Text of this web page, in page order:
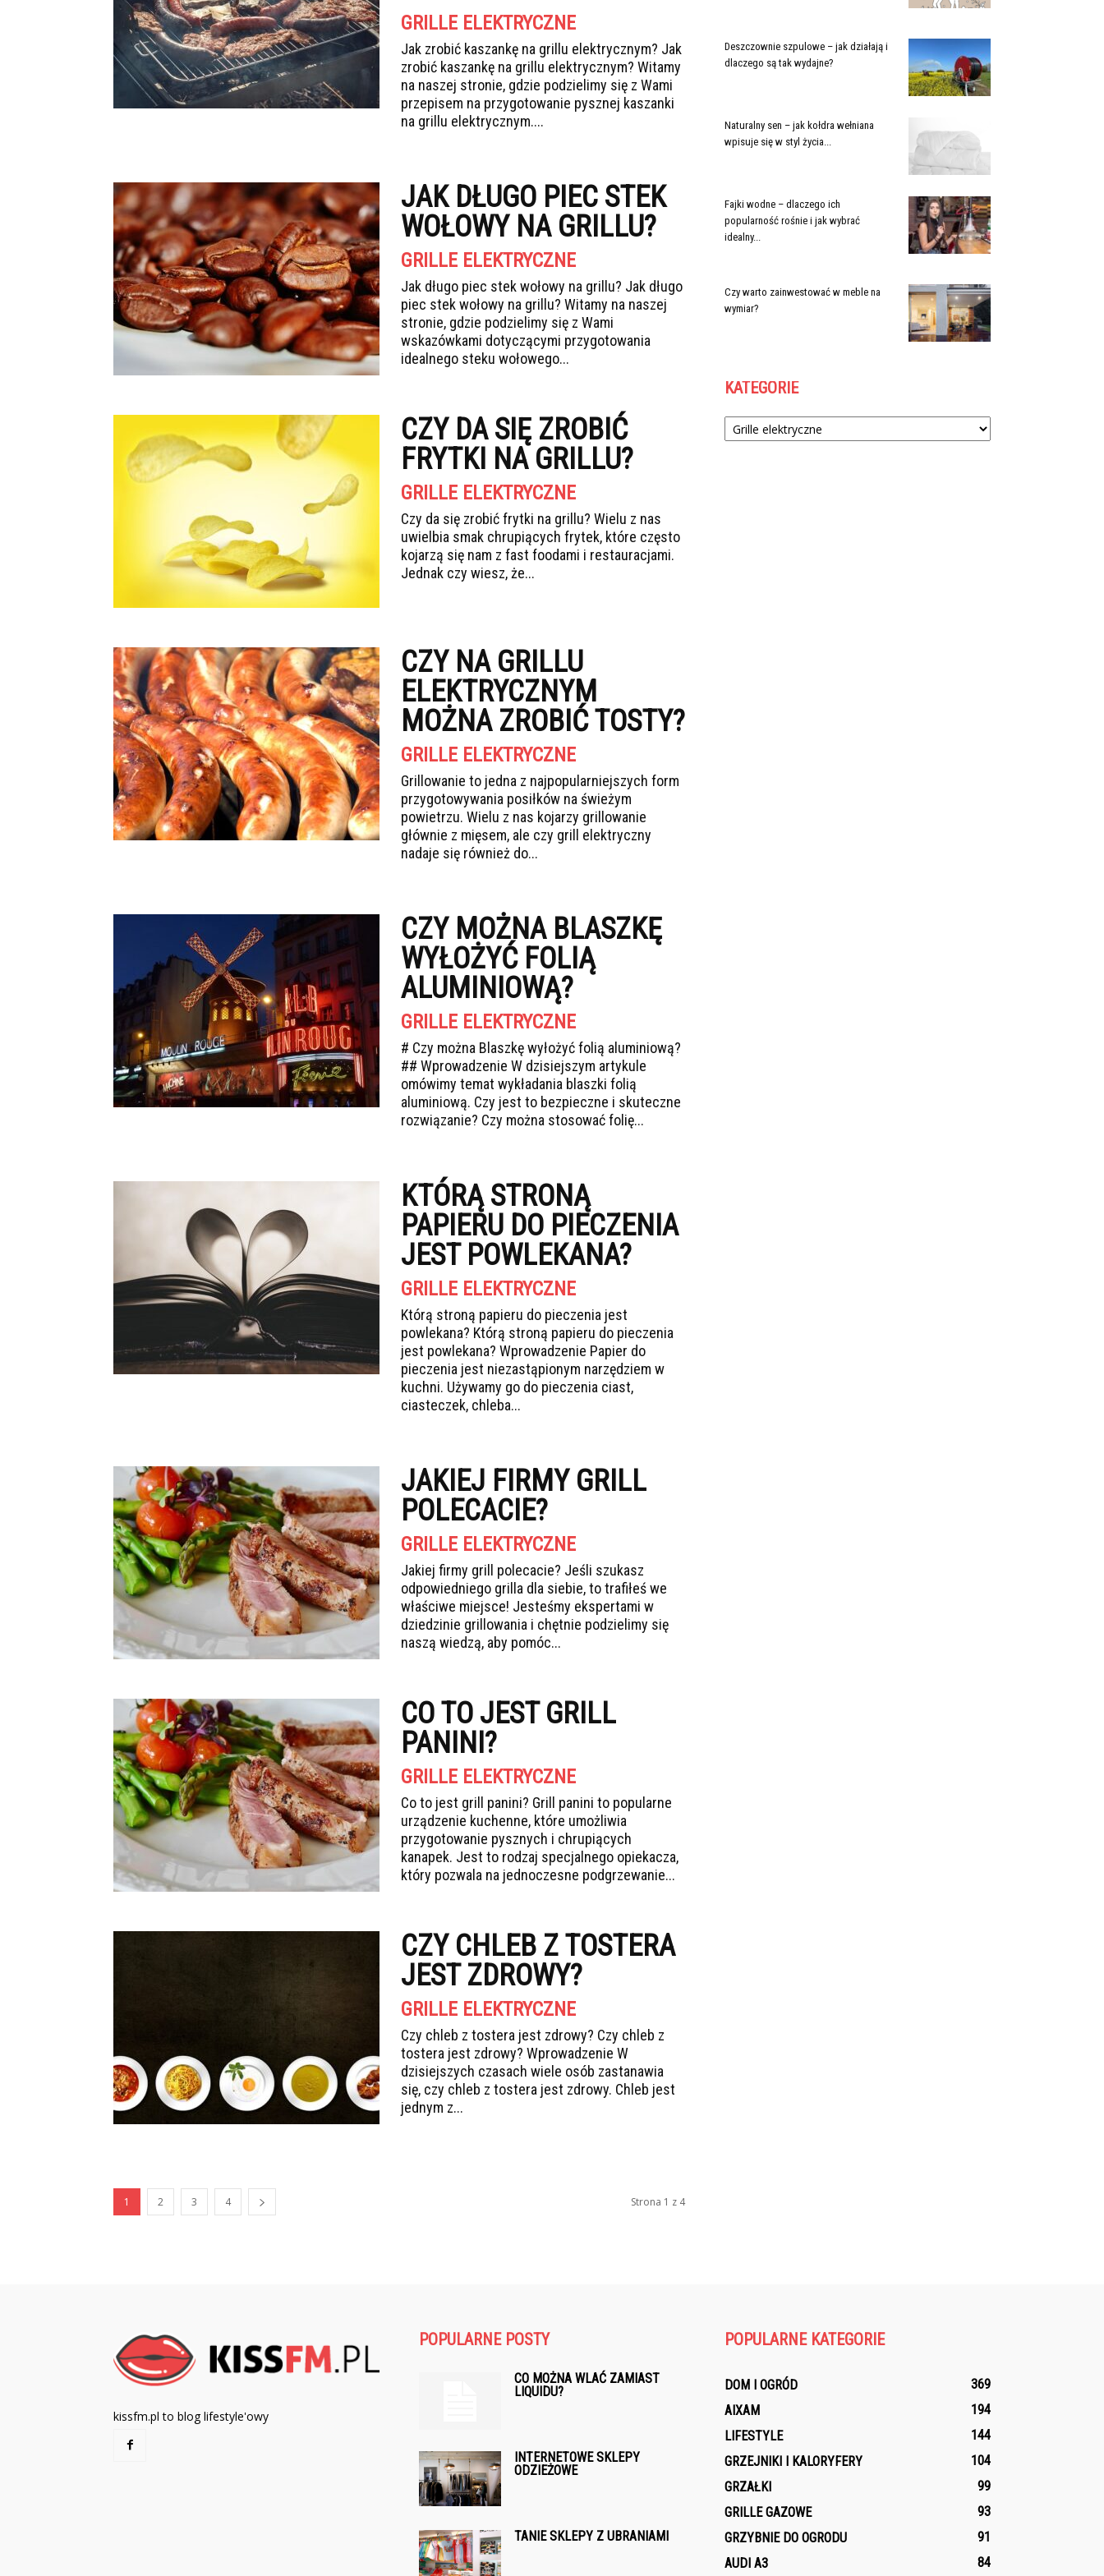
GRILLE ELEKTRYCZNE
Jak zrobić kaszankę na grillu elektrycznym? Jak
zrobić kaszankę na grillu elektrycznym? Witamy
na naszej stronie, gdzie podzielimy się z Wami
przepisem na przygotowanie pysznej kaszanki
na grillu elektrycznym....
JAK DŁUGO PIEC STEK
WOŁOWY NA GRILLU?
GRILLE ELEKTRYCZNE
Jak długo piec stek wołowy na grillu? Jak długo
piec stek wołowy na grillu? Witamy na naszej
stronie, gdzie podzielimy się z Wami
wskazówkami dotyczącymi przygotowania
idealnego steku wołowego...
CZY DA SIĘ ZROBIĆ
FRYTKI NA GRILLU?
GRILLE ELEKTRYCZNE
Czy da się zrobić frytki na grillu? Wielu z nas
uwielbia smak chrupiących frytek, które często
kojarzą się nam z fast foodami i restauracjami.
Jednak czy wiesz, że...
CZY NA GRILLU
ELEKTRYCZNYM
MOŻNA ZROBIĆ TOSTY?
GRILLE ELEKTRYCZNE
Grillowanie to jedna z najpopularniejszych form
przygotowywania posiłków na świeżym
powietrzu. Wielu z nas kojarzy grillowanie
głównie z mięsem, ale czy grill elektryczny
nadaje się również do...
CZY MOŻNA BLASZKĘ
WYŁOŻYĆ FOLIĄ
ALUMINIOWĄ?
GRILLE ELEKTRYCZNE
# Czy można Blaszkę wyłożyć folią aluminiową?
## Wprowadzenie W dzisiejszym artykule
omówimy temat wykładania blaszki folią
aluminiową. Czy jest to bezpieczne i skuteczne
rozwiązanie? Czy można stosować folię...
KTÓRĄ STRONĄ
PAPIERU DO PIECZENIA
JEST POWLEKANA?
GRILLE ELEKTRYCZNE
Którą stroną papieru do pieczenia jest
powlekana? Którą stroną papieru do pieczenia
jest powlekana? Wprowadzenie Papier do
pieczenia jest niezastąpionym narzędziem w
kuchni. Używamy go do pieczenia ciast,
ciasteczek, chleba...
JAKIEJ FIRMY GRILL
POLECACIE?
GRILLE ELEKTRYCZNE
Jakiej firmy grill polecacie? Jeśli szukasz
odpowiedniego grilla dla siebie, to trafiłeś we
właściwe miejsce! Jesteśmy ekspertami w
dziedzinie grillowania i chętnie podzielimy się
naszą wiedzą, aby pomóc...
CO TO JEST GRILL
PANINI?
GRILLE ELEKTRYCZNE
Co to jest grill panini? Grill panini to popularne
urządzenie kuchenne, które umożliwia
przygotowanie pysznych i chrupiących
kanapek. Jest to rodzaj specjalnego opiekacza,
który pozwala na jednoczesne podgrzewanie...
CZY CHLEB Z TOSTERA
JEST ZDROWY?
GRILLE ELEKTRYCZNE
Czy chleb z tostera jest zdrowy? Czy chleb z
tostera jest zdrowy? Wprowadzenie W
dzisiejszych czasach wiele osób zastanawia
się, czy chleb z tostera jest zdrowy. Chleb jest
jednym z...
1 2 3 4 Strona 1 z 4
Deszczownie szpulowe – jak działają i
dlaczego są tak wydajne?
Naturalny sen – jak kołdra wełniana
wpisuje się w styl życia...
Fajki wodne – dlaczego ich
popularność rośnie i jak wybrać
idealny...
Czy warto zainwestować w meble na
wymiar?
KATEGORIE
Kategorie
kissfm.pl to blog lifestyle'owy
POPULARNE POSTY
CO MOŻNA WLAĆ ZAMIAST
LIQUIDU?
INTERNETOWE SKLEPY
ODZIEŻOWE
TANIE SKLEPY Z UBRANIAMI
POPULARNE KATEGORIE
DOM I OGRÓD
369
AIXAM
194
LIFESTYLE
144
GRZEJNIKI I KALORYFERY
104
GRZAŁKI
99
GRILLE GAZOWE
93
GRZYBNIE DO OGRODU
91
AUDI A3
84